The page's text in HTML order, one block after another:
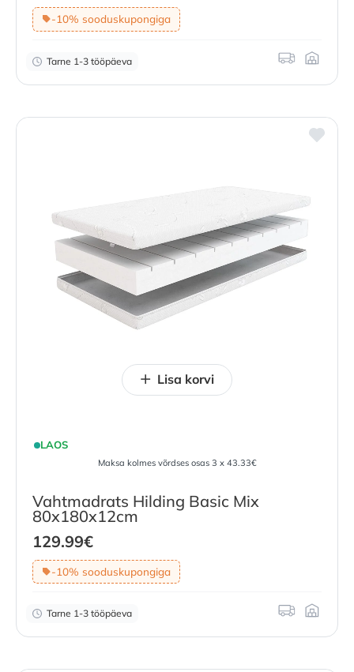
-10% sooduskupongiga
Tarne 1-3 tööpäeva
LAOS
Maksa kolmes võrdses osas 3 x 43.33€
Vahtmadrats Hilding Basic Mix
80x180x12cm
129.99€
-10% sooduskupongiga
Tarne 1-3 tööpäeva
Lisa korvi